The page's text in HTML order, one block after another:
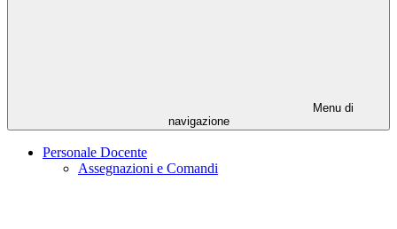
Menu di
navigazione
Personale Docente
Assegnazioni e Comandi